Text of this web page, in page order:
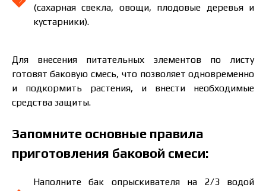
(сахарная свекла, овощи, плодовые деревья и
кустарники).
Для внесения питательных элементов по листу
готовят баковую смесь, что позволяет одновременно
и подкормить растения, и внести необходимые
средства защиты.
Запомните основные правила
приготовления баковой смеси:
Наполните бак опрыскивателя на 2/3 водой